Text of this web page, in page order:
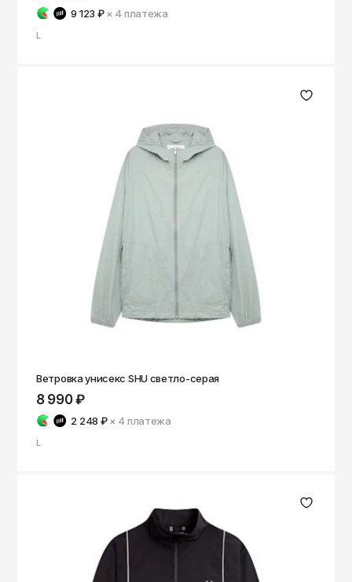
9 123 ₽ × 4платежа
L
Ветровка унисекс SHU светло-серая
8 990 ₽
2 248 ₽ × 4платежа
L